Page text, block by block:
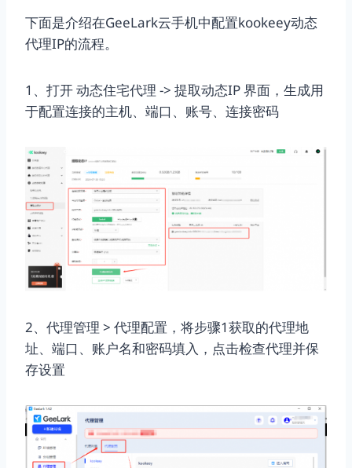
下面是介绍在GeeLark云手机中配置kookeey动态
代理IP的流程。
1、打开 动态住宅代理 -> 提取动态IP 界面，生成用
于配置连接的主机、端口、账号、连接密码
2、代理管理 > 代理配置，将步骤1获取的代理地
址、端口、账户名和密码填入，点击检查代理并保
存设置